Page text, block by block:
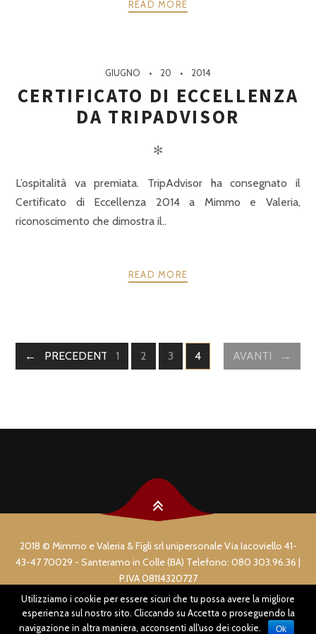
READ MORE
GIUGNO 20 2014
CERTIFICATO DI ECCELLENZA
DA TRIPADVISOR
✻
L’ospitalità va premiata. TripAdvisor ha consegnato il
Certificato di Eccellenza 2014 a Mimmo e Valeria,
riconoscimento che dimostra il..
READ MORE
PRECEDENTE PAGINE
1 PAGINE
2 PAGINE
3 PAGINE
4 AVANTI
2018 © Mimmo e Valeria & Figli srl unipersonale Via Iacoviello 41-
43-47 70029 - Santeramo in Colle (BA) Telefono: 080 303.96.36 |
P.IVA 08114320727
COPYRIGHT & PRIVACY
Utilizziamo i cookie per essere sicuri che tu possa avere la migliore
esperienza sul nostro sito. Cliccando su Accetta o proseguendo la
navigazione in altra maniera, acconsenti all'uso dei cookie.
Ok